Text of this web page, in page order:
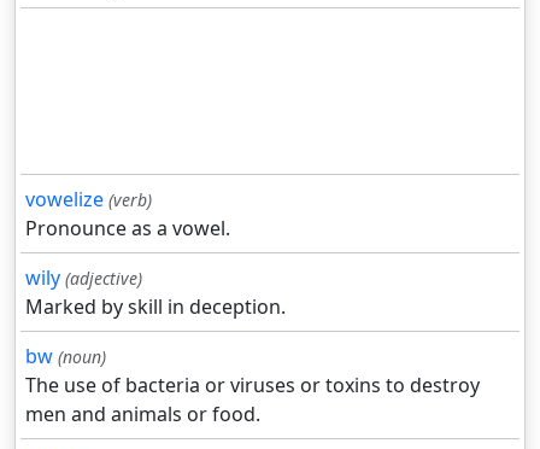
vowelize (verb)
Pronounce as a vowel.
wily (adjective)
Marked by skill in deception.
bw (noun)
The use of bacteria or viruses or toxins to destroy
men and animals or food.